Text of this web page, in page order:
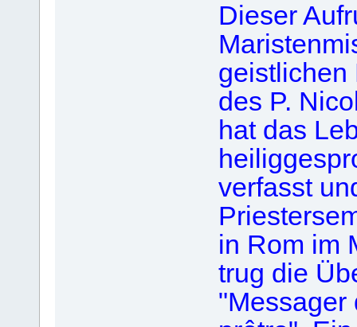
Dieser
geistlichen
des P.
hat das
verfasst
in Rom im
trug die
"Messager